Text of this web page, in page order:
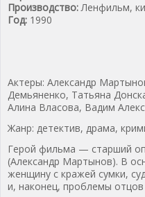
Производство: Ленфильм,
Год: 1990
Актеры: Александр
Демьяненко, Татьяна
Алина Власова, Вадим
Жанр: детектив, драма,
Герой фильма — старший
(Александр Мартынов). В
женщину с кражей сумки,
и, наконец, проблемы